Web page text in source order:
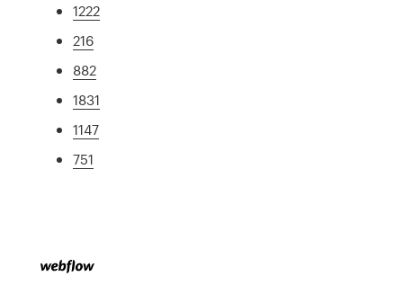
1222
216
882
1831
1147
751